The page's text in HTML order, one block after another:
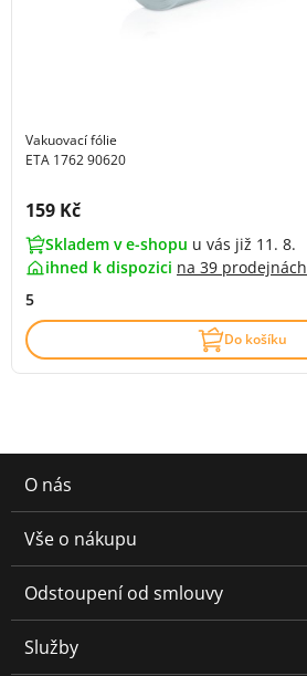
Vakuovací fólie
ETA 1762 90620
Cena s DPH:
159 Kč
Skladem v e-shopu u vás již 11. 8.
ihned k dispozici na 39 prodejnách
5
Do košíku
O nás
Vše o nákupu
Odstoupení od smlouvy
Služby